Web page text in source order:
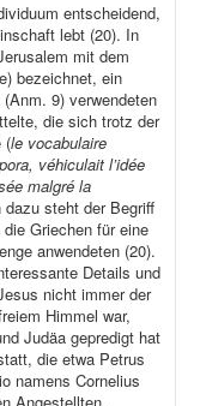
entscheidend,
lebt (20). In
mit dem
bezeichnet, ein
9) verwendeten
die sich trotz der
(le vocabulaire
véhiculait l’idée
malgré la
steht der Begriff
Griechen für eine
anwendeten (20).
Details und
nicht immer der
Himmel war,
Judäa gepredigt hat
die etwa Petrus
namens Cornelius